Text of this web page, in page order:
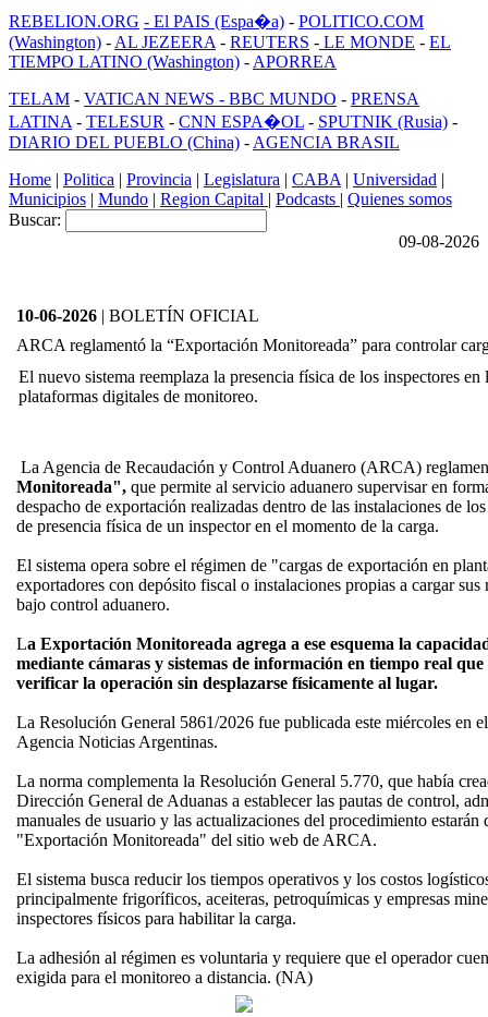
REBELION.ORG - El PAIS (Espa�a) - POLITICO.COM
(Washington) - AL JEZEERA - REUTERS - LE MONDE - EL
TIEMPO LATINO (Washington) - APORREA
TELAM - VATICAN NEWS - BBC MUNDO - PRENSA
LATINA - TELESUR - CNN ESPA�OL - SPUTNIK (Rusia) -
DIARIO DEL PUEBLO (China) - AGENCIA BRASIL
Home | Politica | Provincia | Legislatura | CABA | Universidad |
Municipios | Mundo | Region Capital | Podcasts | Quienes somos
Buscar:
09-08-2026
10-06-2026 | BOLETÍN OFICIAL
ARCA reglamentó la “Exportación Monitoreada” para controlar
El nuevo sistema reemplaza la presencia física de los inspectores
plataformas digitales de monitoreo.
La Agencia de Recaudación y Control Aduanero (ARCA)
Monitoreada", que permite al servicio aduanero supervisar en
despacho de exportación realizadas dentro de las instalaciones de
de presencia física de un inspector en el momento de la carga.
El sistema opera sobre el régimen de "cargas de exportación en
exportadores con depósito fiscal o instalaciones propias a cargar sus
bajo control aduanero.
La Exportación Monitoreada agrega a ese esquema la
mediante cámaras y sistemas de información en tiempo real
verificar la operación sin desplazarse físicamente al lugar.
La Resolución General 5861/2026 fue publicada este miércoles en
Agencia Noticias Argentinas.
La norma complementa la Resolución General 5.770, que había
Dirección General de Aduanas a establecer las pautas de control,
manuales de usuario y las actualizaciones del procedimiento
"Exportación Monitoreada" del sitio web de ARCA.
El sistema busca reducir los tiempos operativos y los costos
principalmente frigoríficos, aceiteras, petroquímicas y empresas
inspectores físicos para habilitar la carga.
La adhesión al régimen es voluntaria y requiere que el operador
exigida para el monitoreo a distancia. (NA)